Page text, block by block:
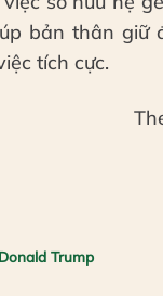
bản thân giữ
tích cực.
Trump